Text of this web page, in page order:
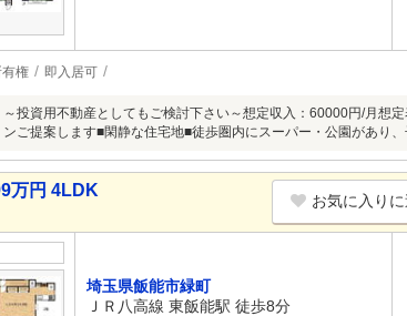
有権 即入居可
～投資用不動産としてもご検討下さい～想定収入：60000円/月
ンご提案します■閑静な住宅地■徒歩圏内にスーパー・公園があり
万円 4LDK
お気に入り
埼玉県飯能市緑町
ＪＲ八高線 東飯能駅 徒歩8分